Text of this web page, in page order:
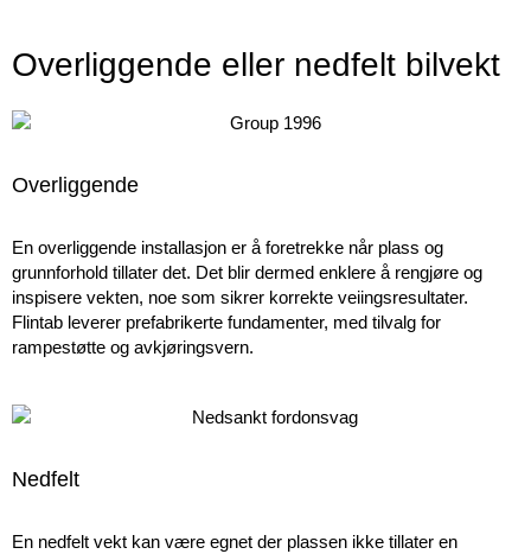
Overliggende eller nedfelt bilvekt
Overliggende
En overliggende installasjon er å foretrekke når plass og
grunnforhold tillater det. Det blir dermed enklere å rengjøre og
inspisere vekten, noe som sikrer korrekte veiingsresultater.
Flintab leverer prefabrikerte fundamenter, med tilvalg for
rampestøtte og avkjøringsvern.
Nedfelt
En nedfelt vekt kan være egnet der plassen ikke tillater en